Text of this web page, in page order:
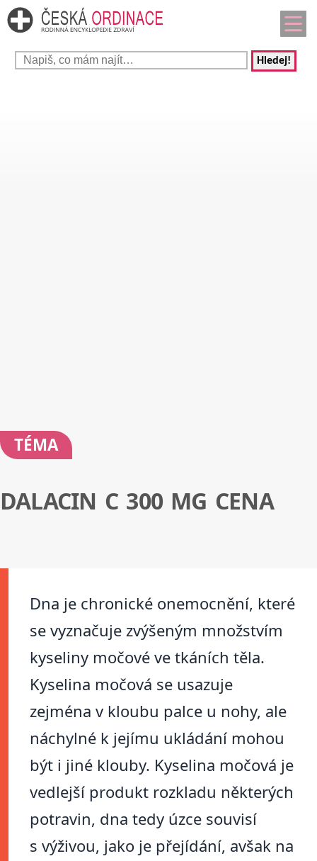
Hledej!
TÉMA
DALACIN C 300 MG CENA
Dna je chronické onemocnění, které
se vyznačuje zvýšeným množstvím
kyseliny močové ve tkáních těla.
Kyselina močová se usazuje
zejména v kloubu palce u nohy, ale
náchylné k jejímu ukládání mohou
být i jiné klouby. Kyselina močová je
vedlejší produkt rozkladu některých
potravin, dna tedy úzce souvisí
s výživou, jako je přejídání, avšak na